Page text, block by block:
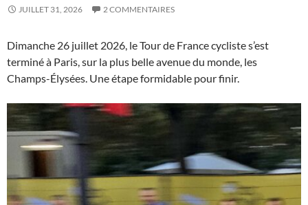
JUILLET 31, 2026 2 COMMENTAIRES
Dimanche 26 juillet 2026, le Tour de France cycliste s’est
terminé à Paris, sur la plus belle avenue du monde, les
Champs-Élysées. Une étape formidable pour finir.